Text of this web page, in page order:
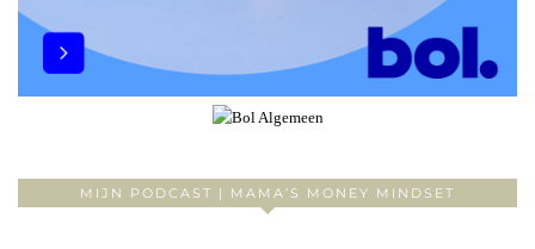
MIJN PODCAST | MAMA’S MONEY MINDSET